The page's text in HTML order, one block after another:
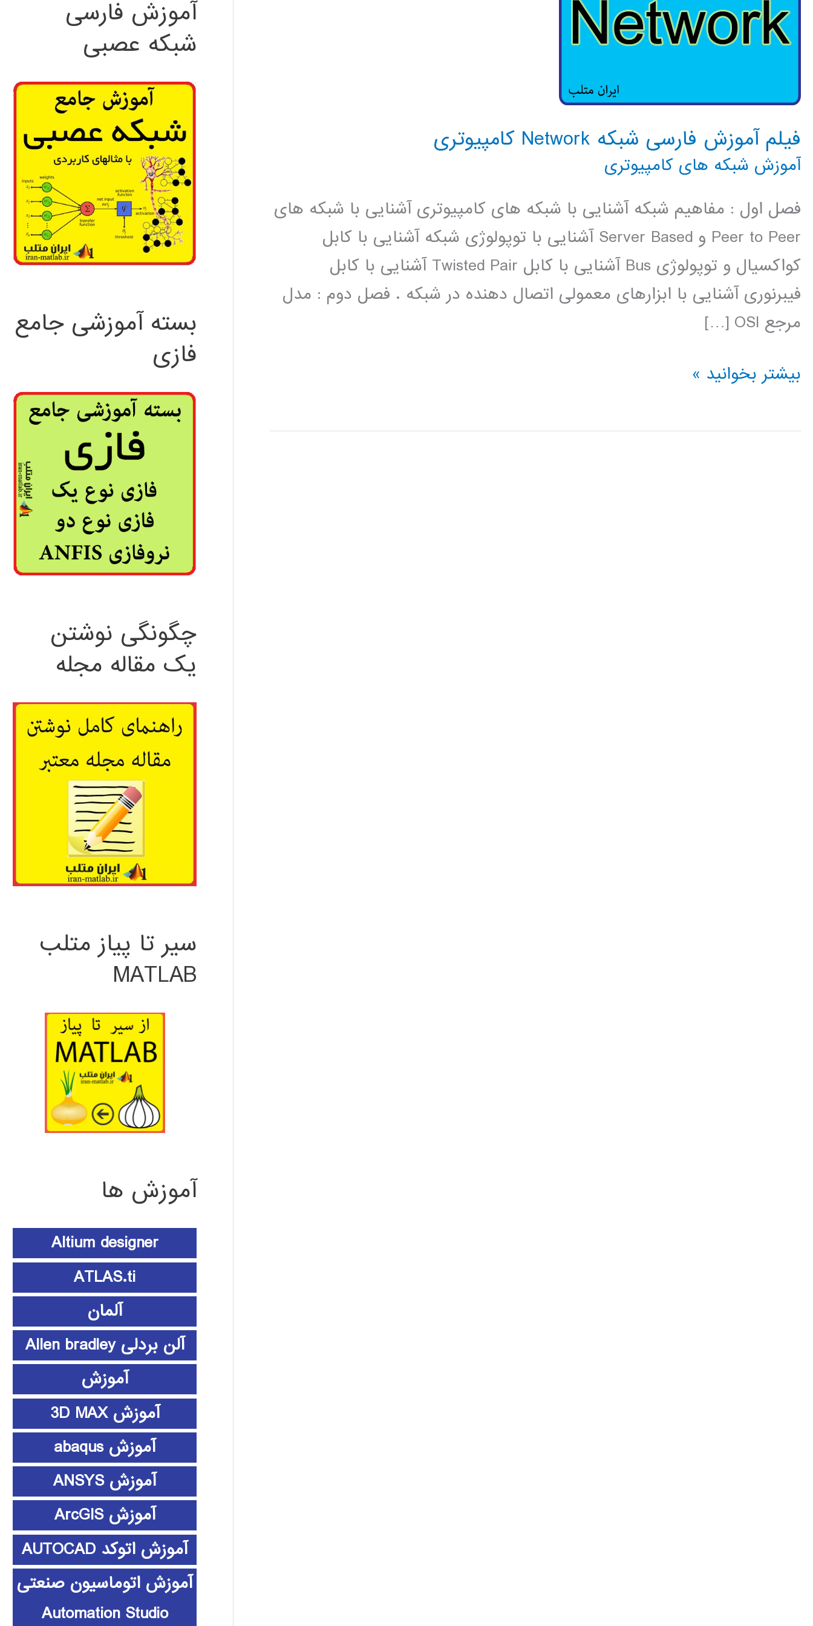
فیلم آموزش فارسی شبکه Network کامپیوتری
آموزش شبکه های کامپیوتری
فصل اول : مفاهیم شبکه آشنایی با شبکه های کامپیوتری آشنایی با شبکه های
Peer to Peer و Server Based آشنایی با توپولوژی شبکه آشنایی با کابل
کواکسیال و توپولوژی Bus آشنایی با کابل Twisted Pair آشنایی با کابل
فیبرنوری آشنایی با ابزارهای معمولی اتصال دهنده در شبکه . فصل دوم : مدل
مرجع OSI […]
فیلم
فارسی
بیشتر بخوانید »
آموزش فارسی
شبکه عصبی
بسته آموزشی جامع
فازی
چگونگی نوشتن
یک مقاله مجله
سیر تا پیاز متلب
MATLAB
آموزش ها
Altium designer
ATLAS.ti
آلمان
آلن بردلی Allen bradley
آموزش
آموزش 3D MAX
آموزش abaqus
آموزش ANSYS
آموزش ArcGIS
آموزش اتوکد AUTOCAD
آموزش اتوماسیون صنعتی
Automation Studio